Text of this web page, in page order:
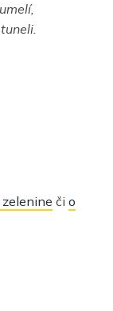
či o